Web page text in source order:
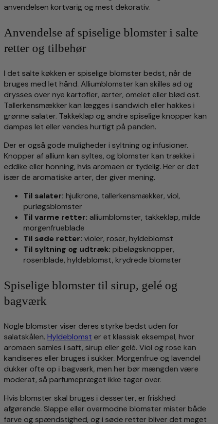
anvendelsen kortvarig og mest dekorativ.
Anvendelse af spiselige blomster i salte
retter og tilbehør
I det salte køkken er spiselige blomster bedst, når de
bruges med let hånd. Alliumblomster kan skilles ad og
drysses over nye kartofler, ærter, omelet eller blød ost.
Tallerkensmækker kan lægges i sandwich eller hakkes i
grønne salater. Takkeklap og andre spiselige knopper kan
dampes let eller vendes hurtigt på panden.
Der er også gode muligheder i syltning og infusioner.
Knopper af allium kan syltes, og blomster kan trække i
eddike eller honning, hvis aromaen er tydelig. Her er det
især de aromatiske arter, der giver mening.
Til salater: hjulkrone, tallerkensmækker, viol,
purløgsblomster
Til varme retter: alliumblomster, takkeklap, milde
morgenfrueblade
Til søde retter: violer, roser, hyldeblomst
Til syltning og udtræk: pibeløgsknopper,
rosenblade, hyldeblomst, krydrede blomster
Spiselige blomster til sirup, gelé og
bagværk
Nogle blomster viser deres styrke bedst uden for
salatskålen. Hyldeblomst er et klassisk eksempel, hvor
aromaen samles i saft, sirup eller gelé. Viol og rose kan
kandiseres eller bruges i sukker. Morgenfrue og lavendel
dukker ofte op i bagværk, men her bør mængden være
moderat, så parfumepræget ikke tager over.
Hvis blomster skal bruges i desserter, er friskhed
afgørende. Slappe eller overmodne blomster mister både
farve og spændstighed, og i søde retter bliver det meget